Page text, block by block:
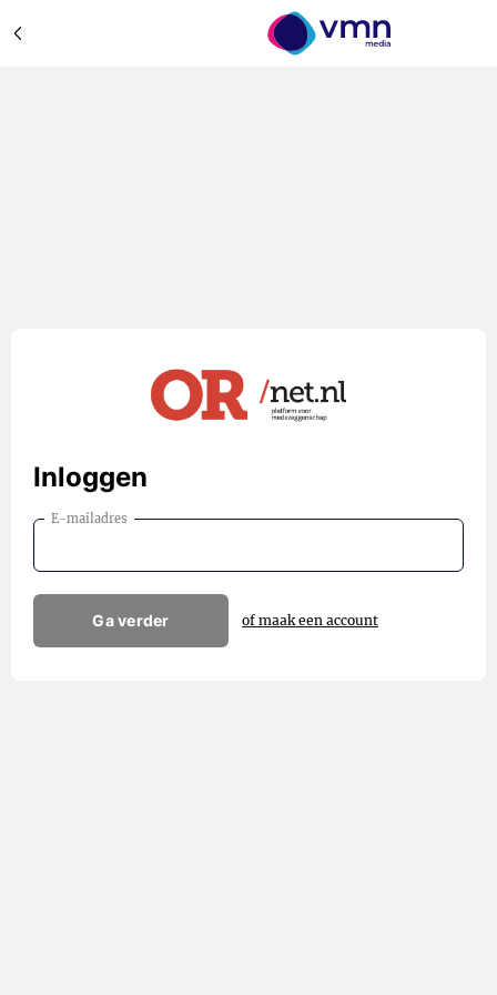
Inloggen
E-mailadres
Ga verder of maak een account